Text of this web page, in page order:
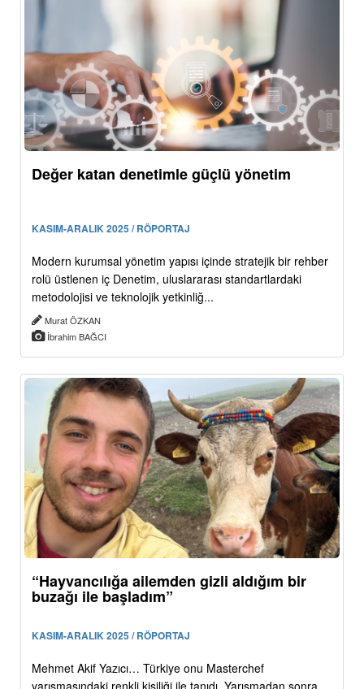
Değer katan denetimle güçlü yönetim
KASIM-ARALIK 2025 / RÖPORTAJ
Modern kurumsal yönetim yapısı içinde stratejik bir rehber
rolü üstlenen iç Denetim, uluslararası standartlardaki
metodolojisi ve teknolojik yetkinliğ...
Murat ÖZKAN
İbrahim BAĞCI
“Hayvancılığa ailemden gizli aldığım bir
buzağı ile başladım”
KASIM-ARALIK 2025 / RÖPORTAJ
Mehmet Akif Yazıcı… Türkiye onu Masterchef
yarışmasındaki renkli kişiliği ile tanıdı. Yarışmadan sonra